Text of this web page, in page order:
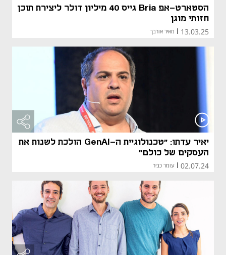
הסטארט-אפ Bria גייס 40 מיליון דולר ליצירת תוכן
חזותי מוגן
13.03.25 מאיר אורבך
יאיר עדתו: "טכנולוגיית ה-GenAI הולכת לשנות את
העסקים של כולם"
02.07.24 עומר כביר